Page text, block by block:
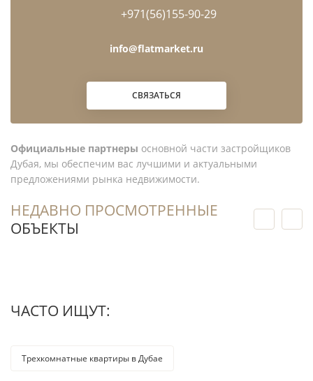
+971(56)155-90-29
info@flatmarket.ru
СВЯЗАТЬСЯ
Официальные партнеры основной части застройщиков
Дубая, мы обеспечим вас лучшими и актуальными
предложениями рынка недвижимости.
НЕДАВНО ПРОСМОТРЕННЫЕ
ОБЪЕКТЫ
ЧАСТО ИЩУТ:
Трехкомнатные квартиры в Дубае